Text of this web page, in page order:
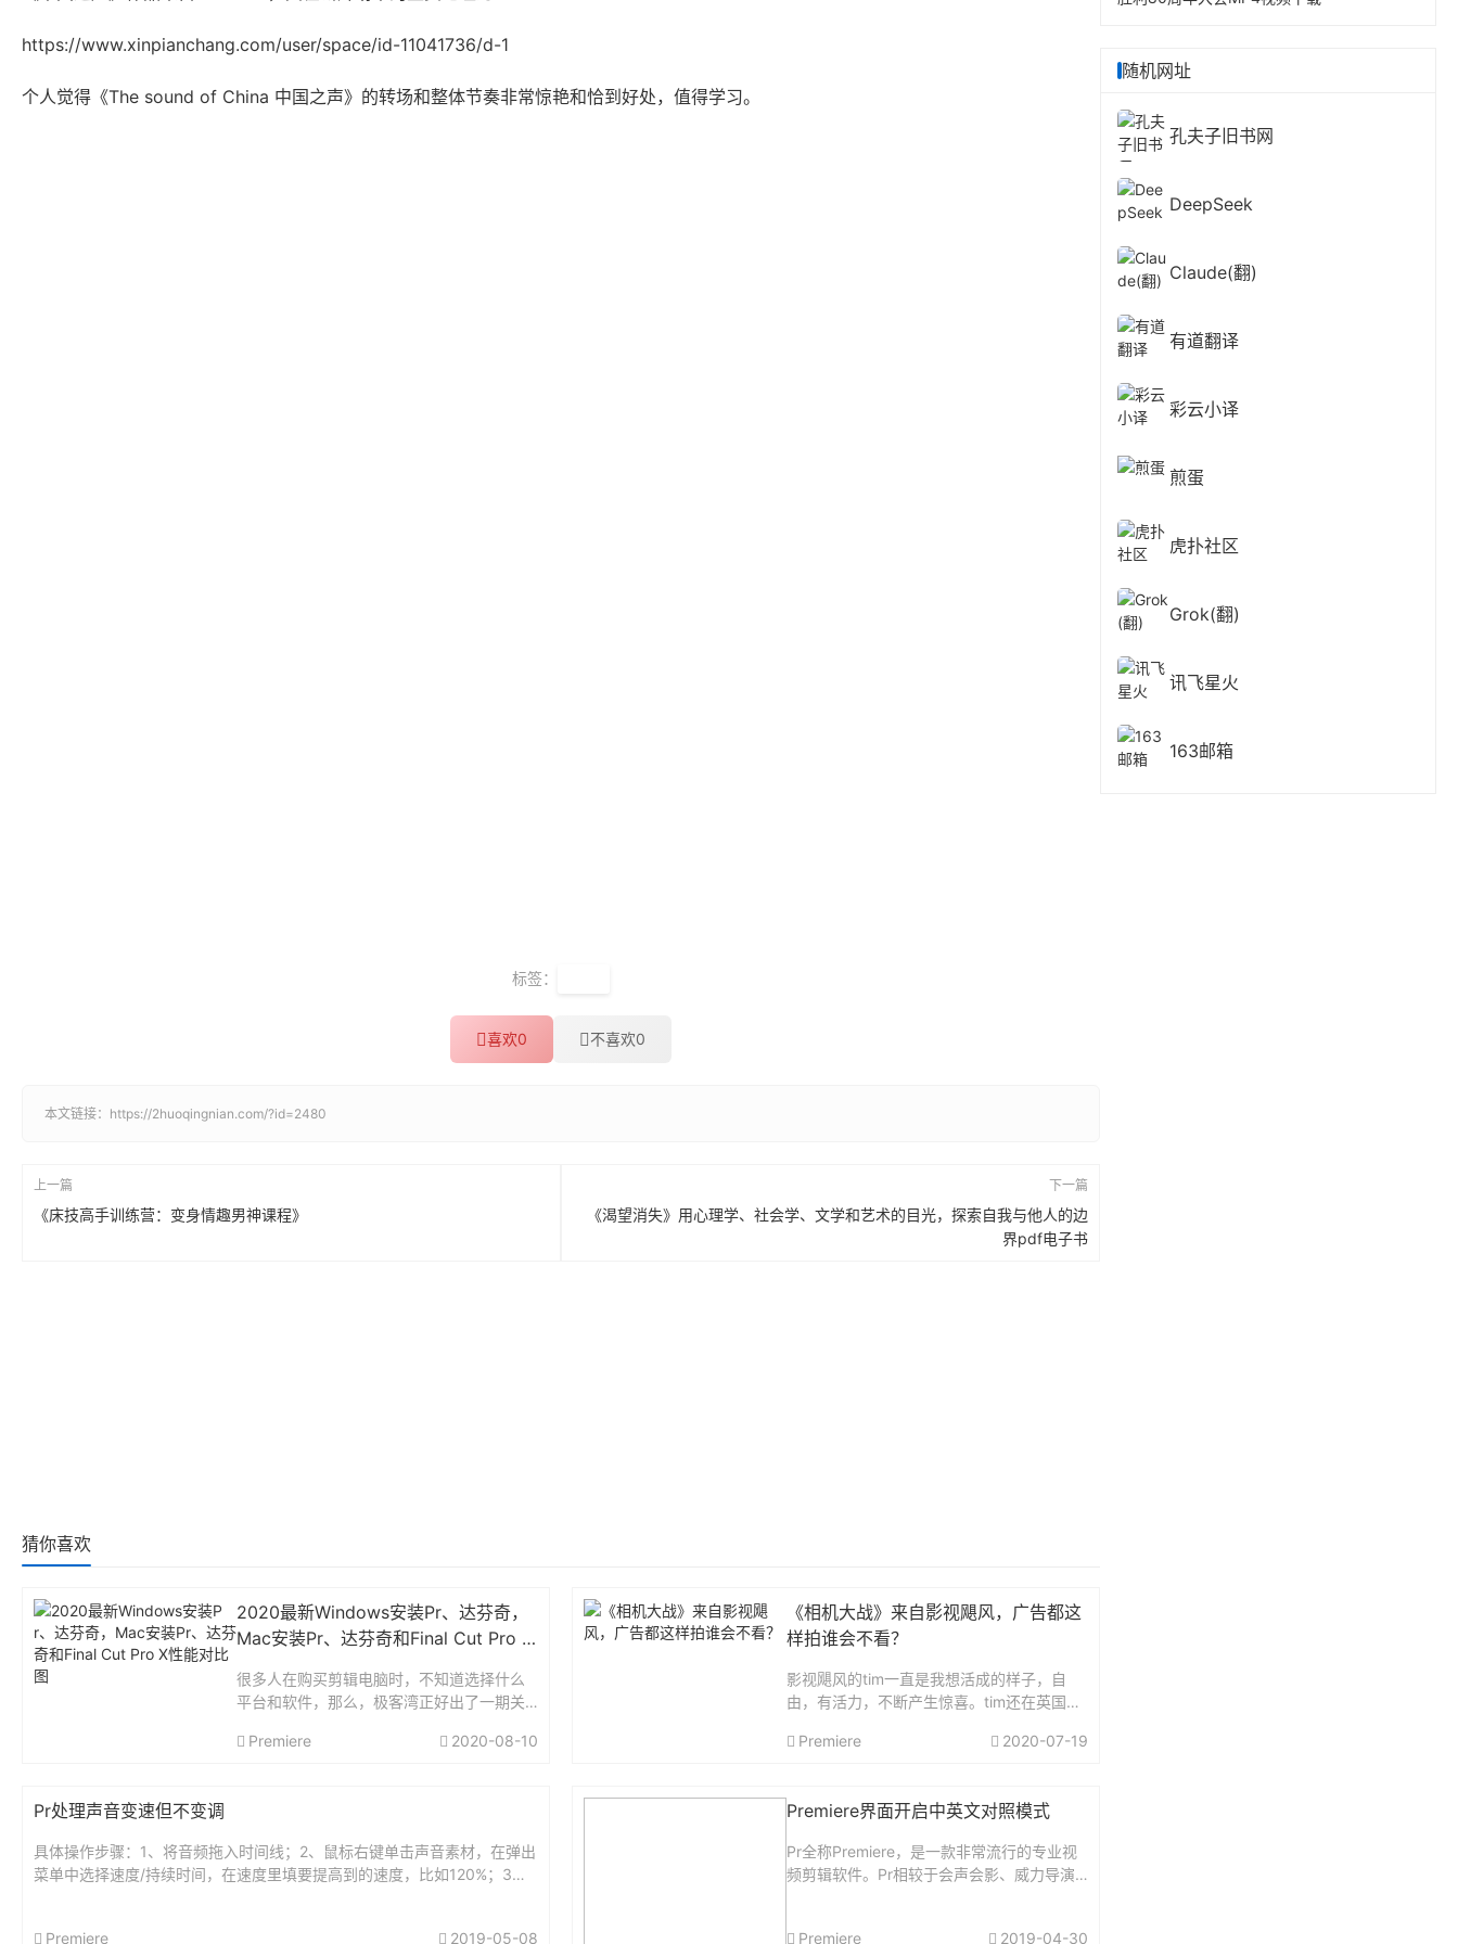
https://www.xinpianchang.com/user/space/id-11041736/d-1
个人觉得《The sound of China 中国之声》的转场和整体节奏非常惊艳和恰到好处，值得学习。
标签：
喜欢0 不喜欢0
本文链接： https://2huoqingnian.com/?id=2480
上一篇
《床技高手训练营：变身情趣男神课程》
下一篇
《渴望消失》用心理学、社会学、文学和艺术的目光，探索自我与他人的边
界pdf电子书
猜你喜欢
2020最新Windows安装Pr、达芬奇，
Mac安装Pr、达芬奇和Final Cut Pro X
很多人在购买剪辑电脑时，不知道选择什么
平台和软件，那么，极客湾正好出了一期关
奇，Mac安装Pr、达芬奇和Final Cut Pro X性
Premiere 2020-08-10
《相机大战》来自影视飓风，广告都这
样拍谁会不看？
影视飓风的tim一直是我想活成的样子，自
由，有活力，不断产生惊喜。tim还在英国读
这个UP主，真实不掩饰太多，高兴和苦闷会
Premiere 2020-07-19
Pr处理声音变速但不变调
具体操作步骤：1、将音频拖入时间线；2、鼠标右键单击声音素材，在弹出
菜单中选择速度/持续时间，在速度里填要提高到的速度，比如120%；3、
Premiere 2019-05-08
Premiere界面开启中英文对照模式
Pr全称Premiere，是一款非常流行的专业视
频剪辑软件。Pr相较于会声会影、威力导演
Premiere 2019-04-30
随机网址
孔夫子旧书网
DeepSeek
Claude(翻)
有道翻译
彩云小译
煎蛋
虎扑社区
Grok(翻)
讯飞星火
163邮箱